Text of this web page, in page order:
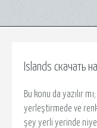
Islands скачать
Bu konu da yazılır
yerleştirmede ve
şey yerli yerinde